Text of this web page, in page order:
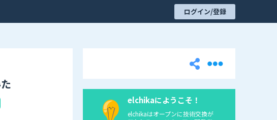
ログイン/登録
elchikaにようこそ！
elchikaはオープンに技術交換が